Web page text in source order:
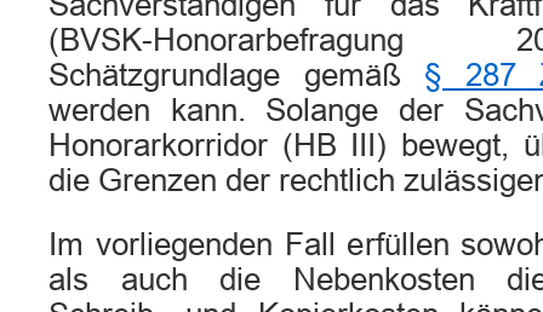
(BVSK-
Schätzgrundlage gemäß § 287
werden kann. Solange der
Honorarkorridor (HB III) bewegt,
die Grenzen der rechtlich
Im vorliegenden Fall erfüllen
als auch die Nebenkosten